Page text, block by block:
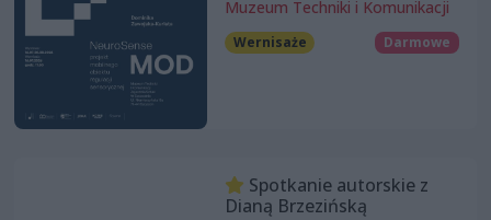
Muzeum Techniki i Komunikacji
Wernisaże Darmowe
Spotkanie autorskie z
Dianą Brzezińską